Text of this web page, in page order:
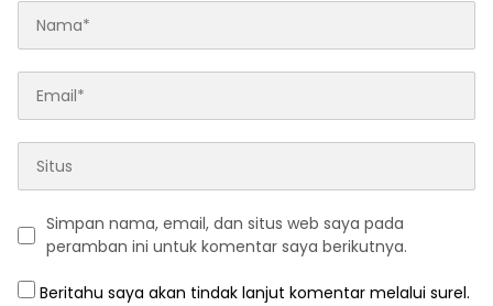
Simpan nama, email, dan situs web saya pada
peramban ini untuk komentar saya berikutnya.
Beritahu saya akan tindak lanjut komentar melalui surel.